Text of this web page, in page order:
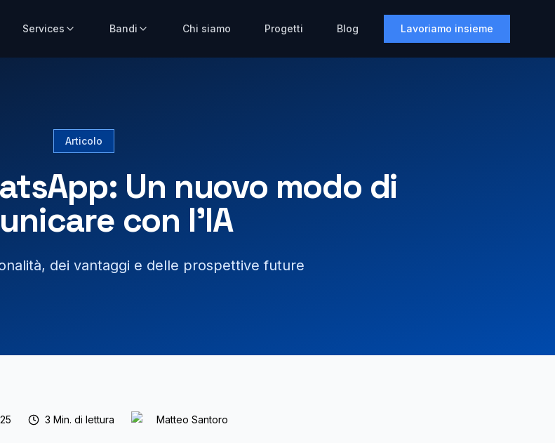
Services Bandi Chi siamo Progetti Blog Lavoriamo insieme
Articolo
Un nuovo modo di
con l'IA
dei vantaggi e delle prospettive future
3 Min. di lettura Matteo Santoro